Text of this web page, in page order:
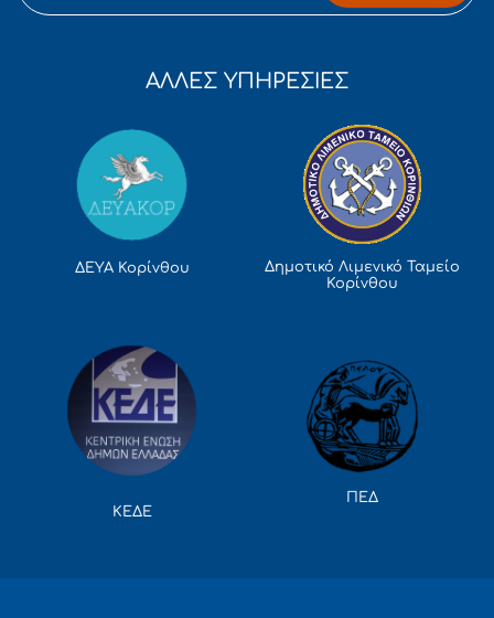
ΑΛΛΕΣ ΥΠΗΡΕΣΙΕΣ
ΔΕΥΑ Κορίνθου
Δημοτικό Λιμενικό Ταμείο
Κορίνθου
ΚΕΔΕ
ΠΕΔ